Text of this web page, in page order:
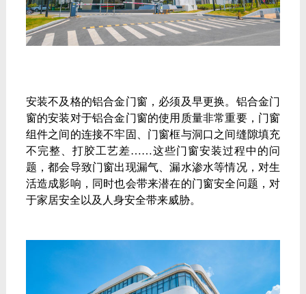
安装不及格的铝合金门窗，必须及早更换。铝合金门
窗的安装对于铝合金门窗的使用质量非常重要，门窗
组件之间的连接不牢固、门窗框与洞口之间缝隙填充
不完整、打胶工艺差……这些门窗安装过程中的问
题，都会导致门窗出现漏气、漏水渗水等情况，对生
活造成影响，同时也会带来潜在的门窗安全问题，对
于家居安全以及人身安全带来威胁。